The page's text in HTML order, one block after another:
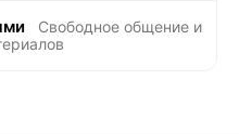
Свободное общение и